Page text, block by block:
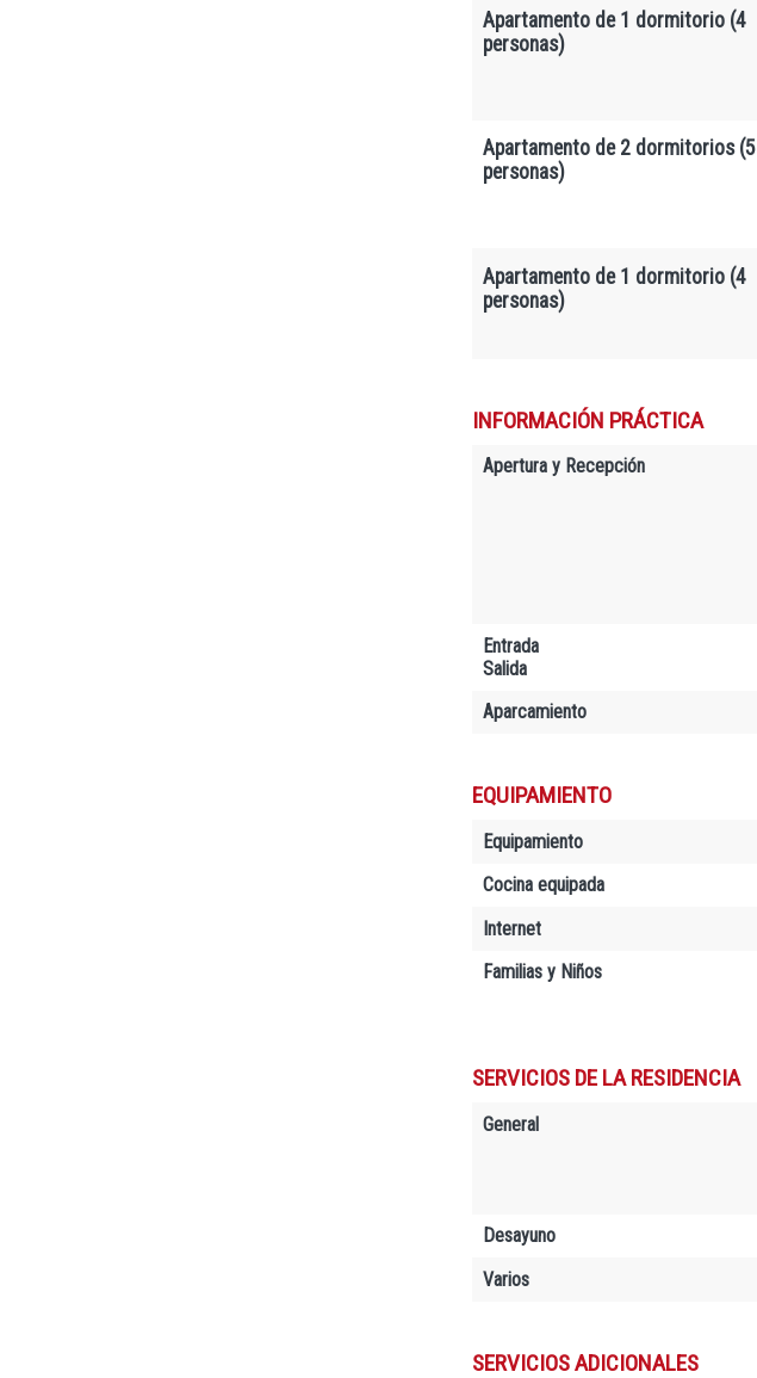
Apartamento de 1 dormitorio (4
personas)
Apartamento de 2 dormitorios (5
personas)
Apartamento de 1 dormitorio (4
personas)
INFORMACIÓN PRÁCTICA
Apertura y Recepción
Entrada
Salida
Aparcamiento
EQUIPAMIENTO
Equipamiento
Cocina equipada
Internet
Familias y Niños
SERVICIOS DE LA RESIDENCIA
General
Desayuno
Varios
SERVICIOS ADICIONALES